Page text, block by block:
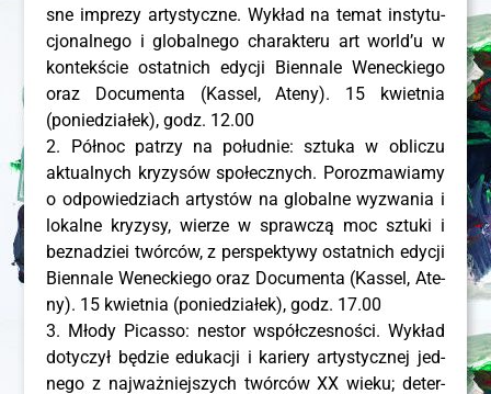
sne impre­zy arty­stycz­ne. Wykład na temat insty­tu­
cjo­nal­ne­go i glo­bal­ne­go cha­rak­te­ru art worl­d’u w
kon­tek­ście ostat­nich edy­cji Bien­na­le Wenec­kie­go
oraz Docu­men­ta (Kas­sel, Ate­ny). 15 kwiet­nia
(ponie­dzia­łek), godz. 12.00
2. Pół­noc patrzy na połu­dnie: sztu­ka w obli­czu
aktu­al­nych kry­zy­sów spo­łecz­nych. Poroz­ma­wia­my
o odpo­wie­dziach arty­stów na glo­bal­ne wyzwa­nia i
lokal­ne kry­zy­sy, wie­rze w spraw­czą moc sztu­ki i
bez­na­dziei twór­ców, z per­spek­ty­wy ostat­nich edy­cji
Bien­na­le Wenec­kie­go oraz Docu­men­ta (Kas­sel, Ate­
ny). 15 kwiet­nia (ponie­dzia­łek), godz. 17.00
3. Mło­dy Picas­so: nestor współ­cze­sno­ści. Wykład
doty­czył będzie edu­ka­cji i karie­ry arty­stycz­nej jed­
ne­go z naj­waż­niej­szych twór­ców XX wie­ku; deter­